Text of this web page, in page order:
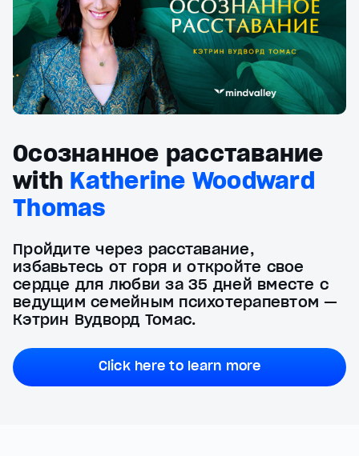
Осознанное расставание
with Katherine Woodward
Thomas
Пройдите через расставание,
избавьтесь от горя и откройте свое
сердце для любви за 35 дней вместе с
ведущим семейным психотерапевтом —
Кэтрин Вудворд Томас.
Click here to learn more